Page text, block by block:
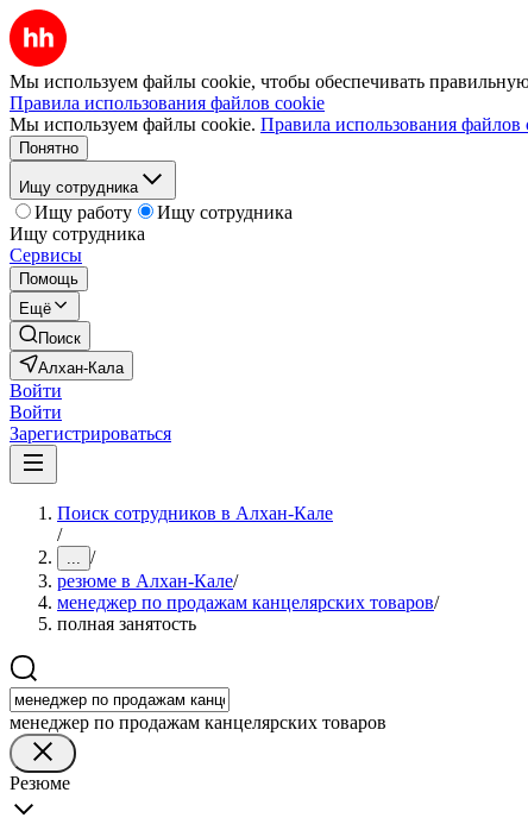
Мы используем файлы cookie, чтобы обеспечивать
Правила использования файлов cookie
Мы используем файлы cookie. Правила использования файлов
Понятно
Ищу сотрудника
Ищу работу
Ищу сотрудника
Ищу сотрудника
Сервисы
Помощь
Ещё
Поиск
Алхан-Кала
Войти
Войти
Зарегистрироваться
Поиск сотрудников в Алхан-Кале
/
... /
резюме в Алхан-Кале/
менеджер по продажам канцелярских товаров/
полная занятость
менеджер по продажам канцелярских товаров
Резюме